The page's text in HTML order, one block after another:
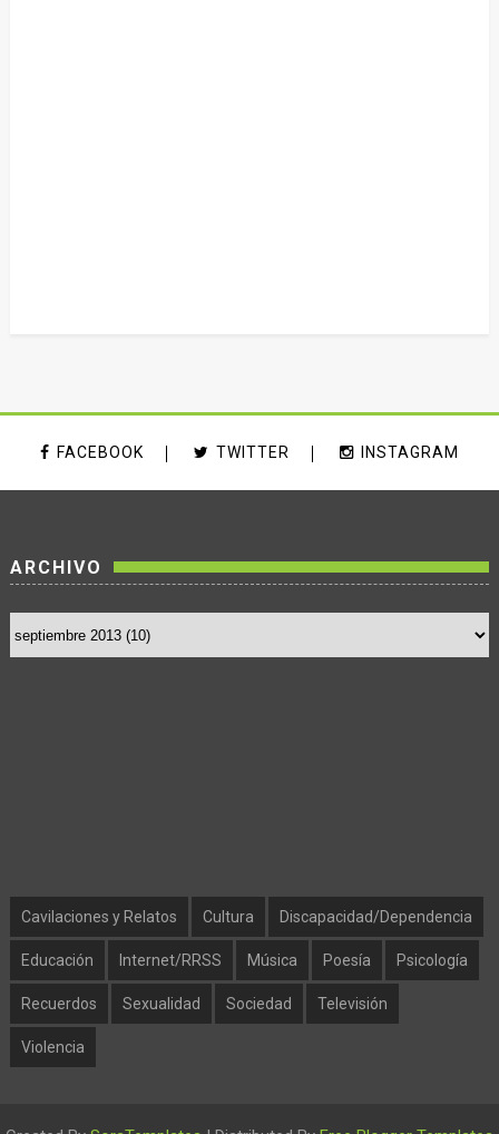
FACEBOOK TWITTER INSTAGRAM
ARCHIVO
Cavilaciones y Relatos Cultura Discapacidad/Dependencia
Educación Internet/RRSS Música Poesía Psicología
Recuerdos Sexualidad Sociedad Televisión
Violencia